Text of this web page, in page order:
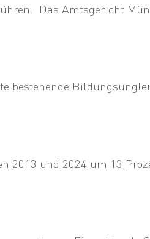
Das Amtsgericht
bestehende
und 2024 um 13